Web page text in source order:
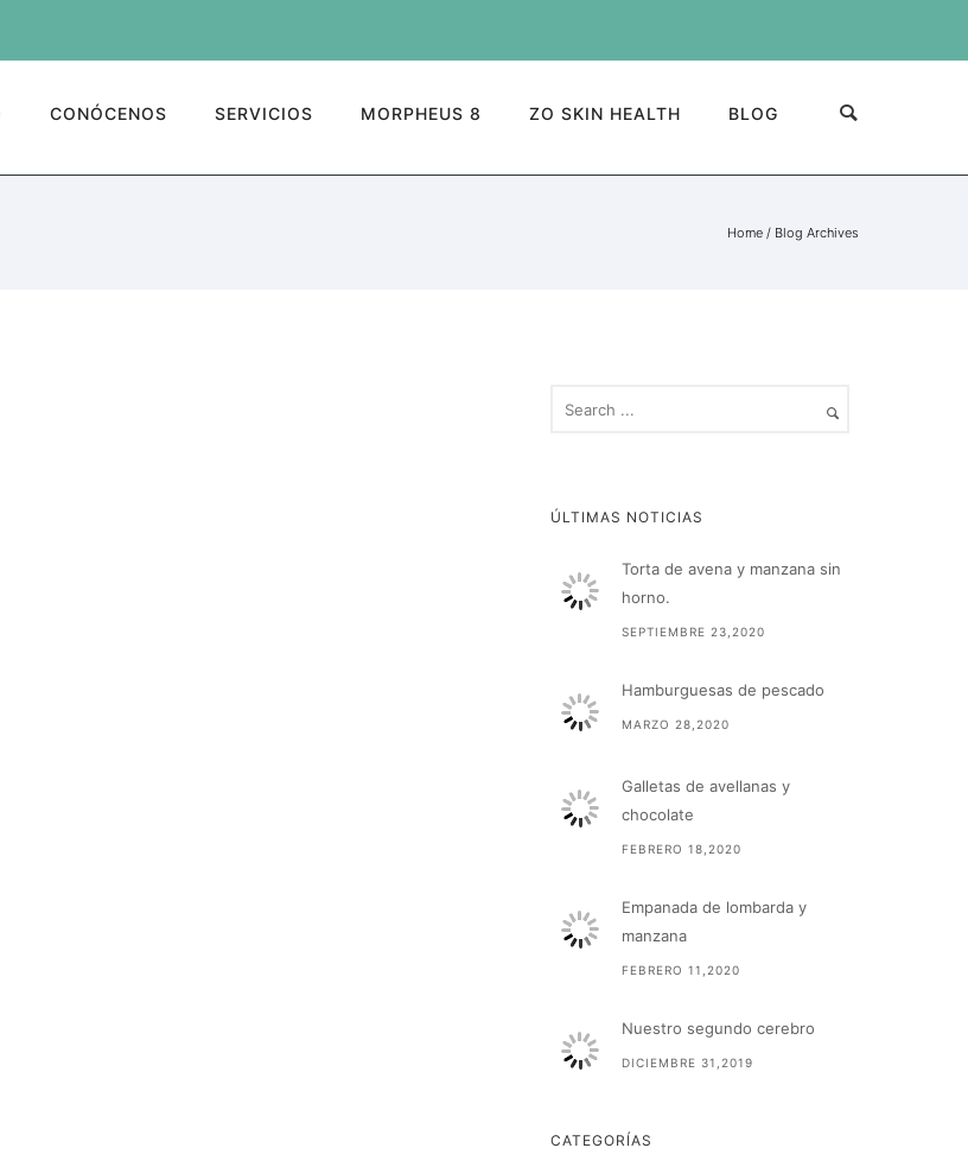
CONÓCENOS SERVICIOS MORPHEUS 8 ZO SKIN HEALTH BLOG
Home / Blog Archives
ÚLTIMAS NOTICIAS
Torta de avena y manzana sin
horno.
SEPTIEMBRE 23,2020
Hamburguesas de pescado
MARZO 28,2020
Galletas de avellanas y
chocolate
FEBRERO 18,2020
Empanada de lombarda y
manzana
FEBRERO 11,2020
Nuestro segundo cerebro
DICIEMBRE 31,2019
CATEGORÍAS